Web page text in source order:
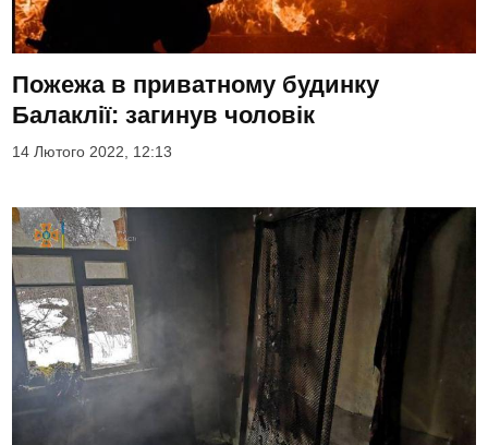
Пожежа в приватному будинку
Балаклії: загинув чоловік
14 Лютого 2022, 12:13